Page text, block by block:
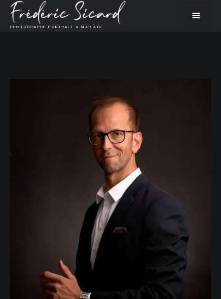
PHOTOGRAPHE PORTRAIT & MARIAGE